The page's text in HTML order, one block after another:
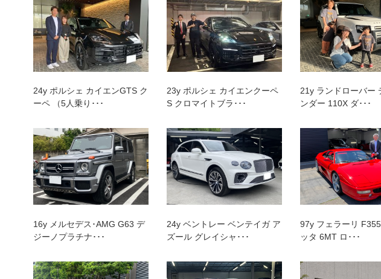
トップランク本店 トップランク中央 トッ
24y ポルシェ カイエンGTS ク
ーペ （5人乗り･･･
23y ポルシェ カイエンクーペ
S クロマイトブラ･･･
21y ランドローバー
ンダー 110X ダ･･･
16y メルセデス･AMG G63 デ
ジーノプラチナ･･･
24y ベントレー ベンテイガ ア
ズール グレイシャ･･･
97y フェラーリ
ッタ 6MT ロ･･･